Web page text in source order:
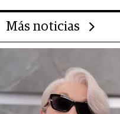
Más noticias